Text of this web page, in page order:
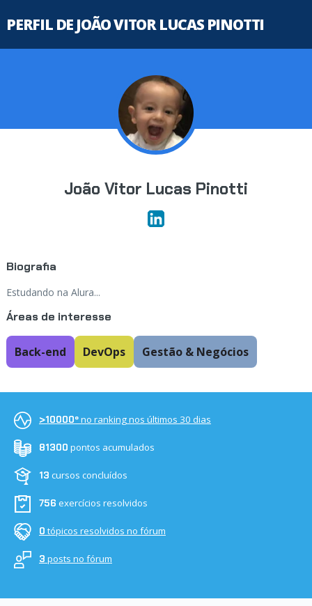
PERFIL DE JOÃO VITOR LUCAS PINOTTI
João Vitor Lucas Pinotti
Biografia
Estudando na Alura...
Áreas de interesse
Back-end DevOps Gestão & Negócios
>10000ºno ranking nos últimos 30 dias
81300 pontos acumulados
13 cursos concluídos
756 exercícios resolvidos
0 tópicos resolvidos no fórum
3 posts no fórum